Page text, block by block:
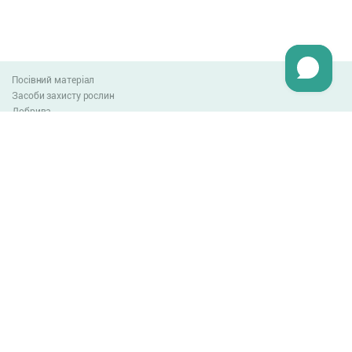
Посівний матеріал
Засоби захисту рослин
Добрива